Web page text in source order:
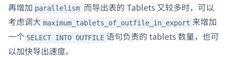
再增加 parallelism 而导出表的 Tablets 又较多时，可以
考虑调大 maximum_tablets_of_outfile_in_export 来增加
一个 SELECT INTO OUTFILE 语句负责的 tablets 数量，也可
以加快导出速度。